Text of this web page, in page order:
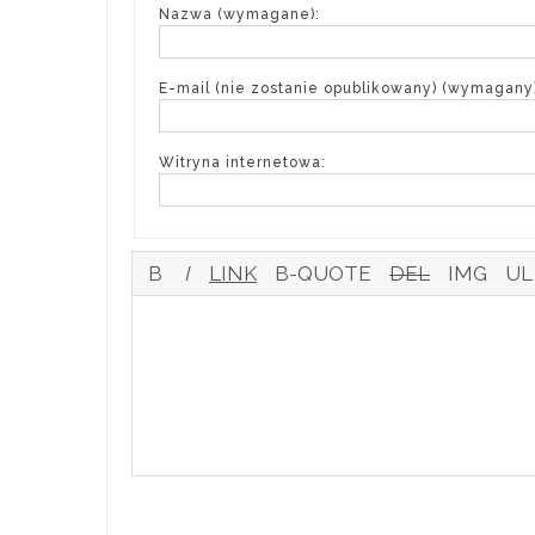
Nazwa (wymagane):
E-mail (nie zostanie opublikowany)
Witryna internetowa: